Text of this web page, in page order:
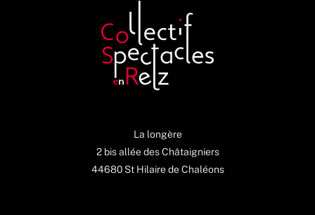
La longère
2 bis allée des Châtaigniers
44680 St Hilaire de Chaléons